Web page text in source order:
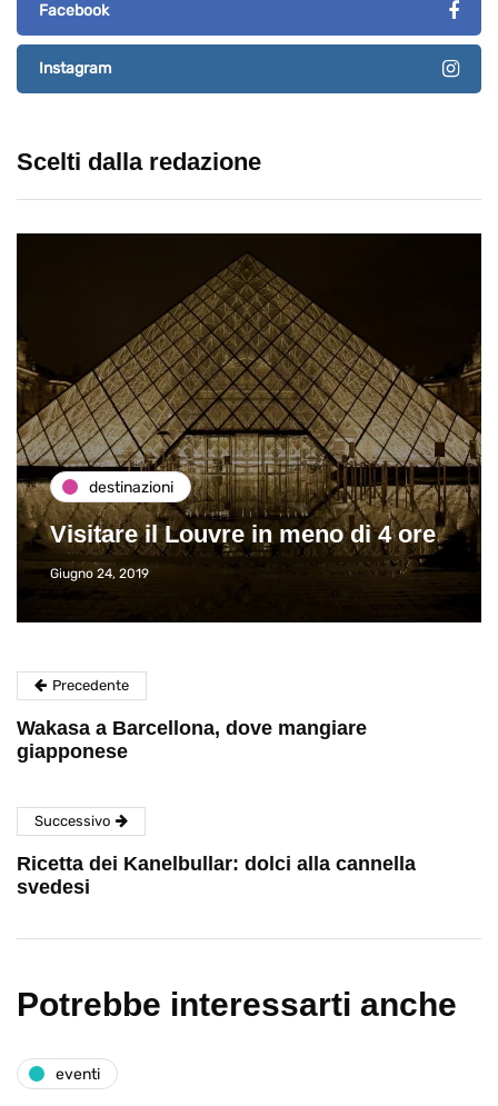
Facebook
Instagram
Scelti dalla redazione
destinazioni
Visitare il Louvre in meno di 4 ore
Giugno 24, 2019
Precedente
Wakasa a Barcellona, dove mangiare
giapponese
Successivo
Ricetta dei Kanelbullar: dolci alla cannella
svedesi
Potrebbe interessarti anche
eventi